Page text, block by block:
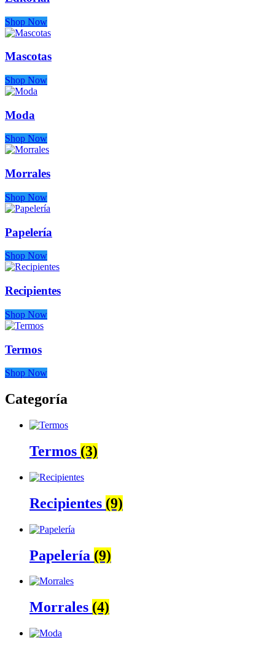
Shop Now
Mascotas
Shop Now
Moda
Shop Now
Morrales
Shop Now
Papelería
Shop Now
Recipientes
Shop Now
Termos
Shop Now
Categoría
Termos (3)
Recipientes (9)
Papelería (9)
Morrales (4)